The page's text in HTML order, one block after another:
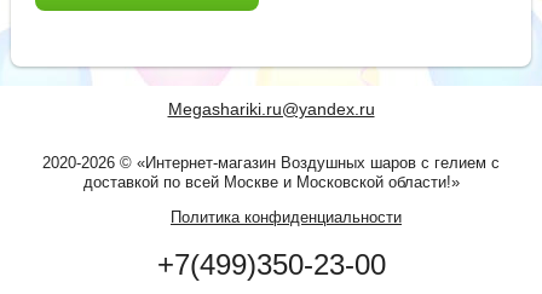
Megashariki.ru@yandex.ru
2020-2026 © «Интернет-магазин Воздушных шаров с гелием с
доставкой по всей Москве и Московской области!»
Политика конфиденциальности
+7(499)350-23-00